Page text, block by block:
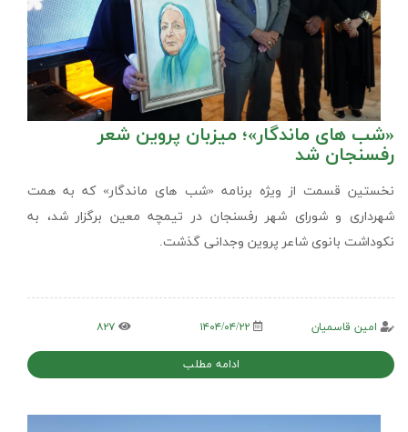
«شب های ماندگار»؛ میزبان پروین شعر
رفسنجان شد
نخستین قسمت از ویژه برنامه «شب های ماندگار» که به همت
شهرداری و شورای شهر رفسنجان در تیمچه معین برگزار شد، به
نکوداشت بانوی شاعر پروین وجدانی گذشت.
امین قاسمیان ۱۴۰۴/۰۴/۲۲ ۸۲۷
ادامه مطلب